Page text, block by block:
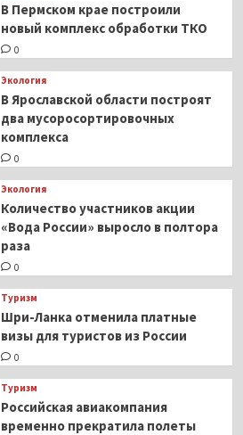
В Пермском крае построили
новый комплекс обработки ТКО
0
Экология
В Ярославской области построят
два мусоросортировочных
комплекса
0
Экология
Количество участников акции
«Вода России» выросло в полтора
раза
0
Туризм
Шри-Ланка отменила платные
визы для туристов из России
0
Туризм
Российская авиакомпания
временно прекратила полеты